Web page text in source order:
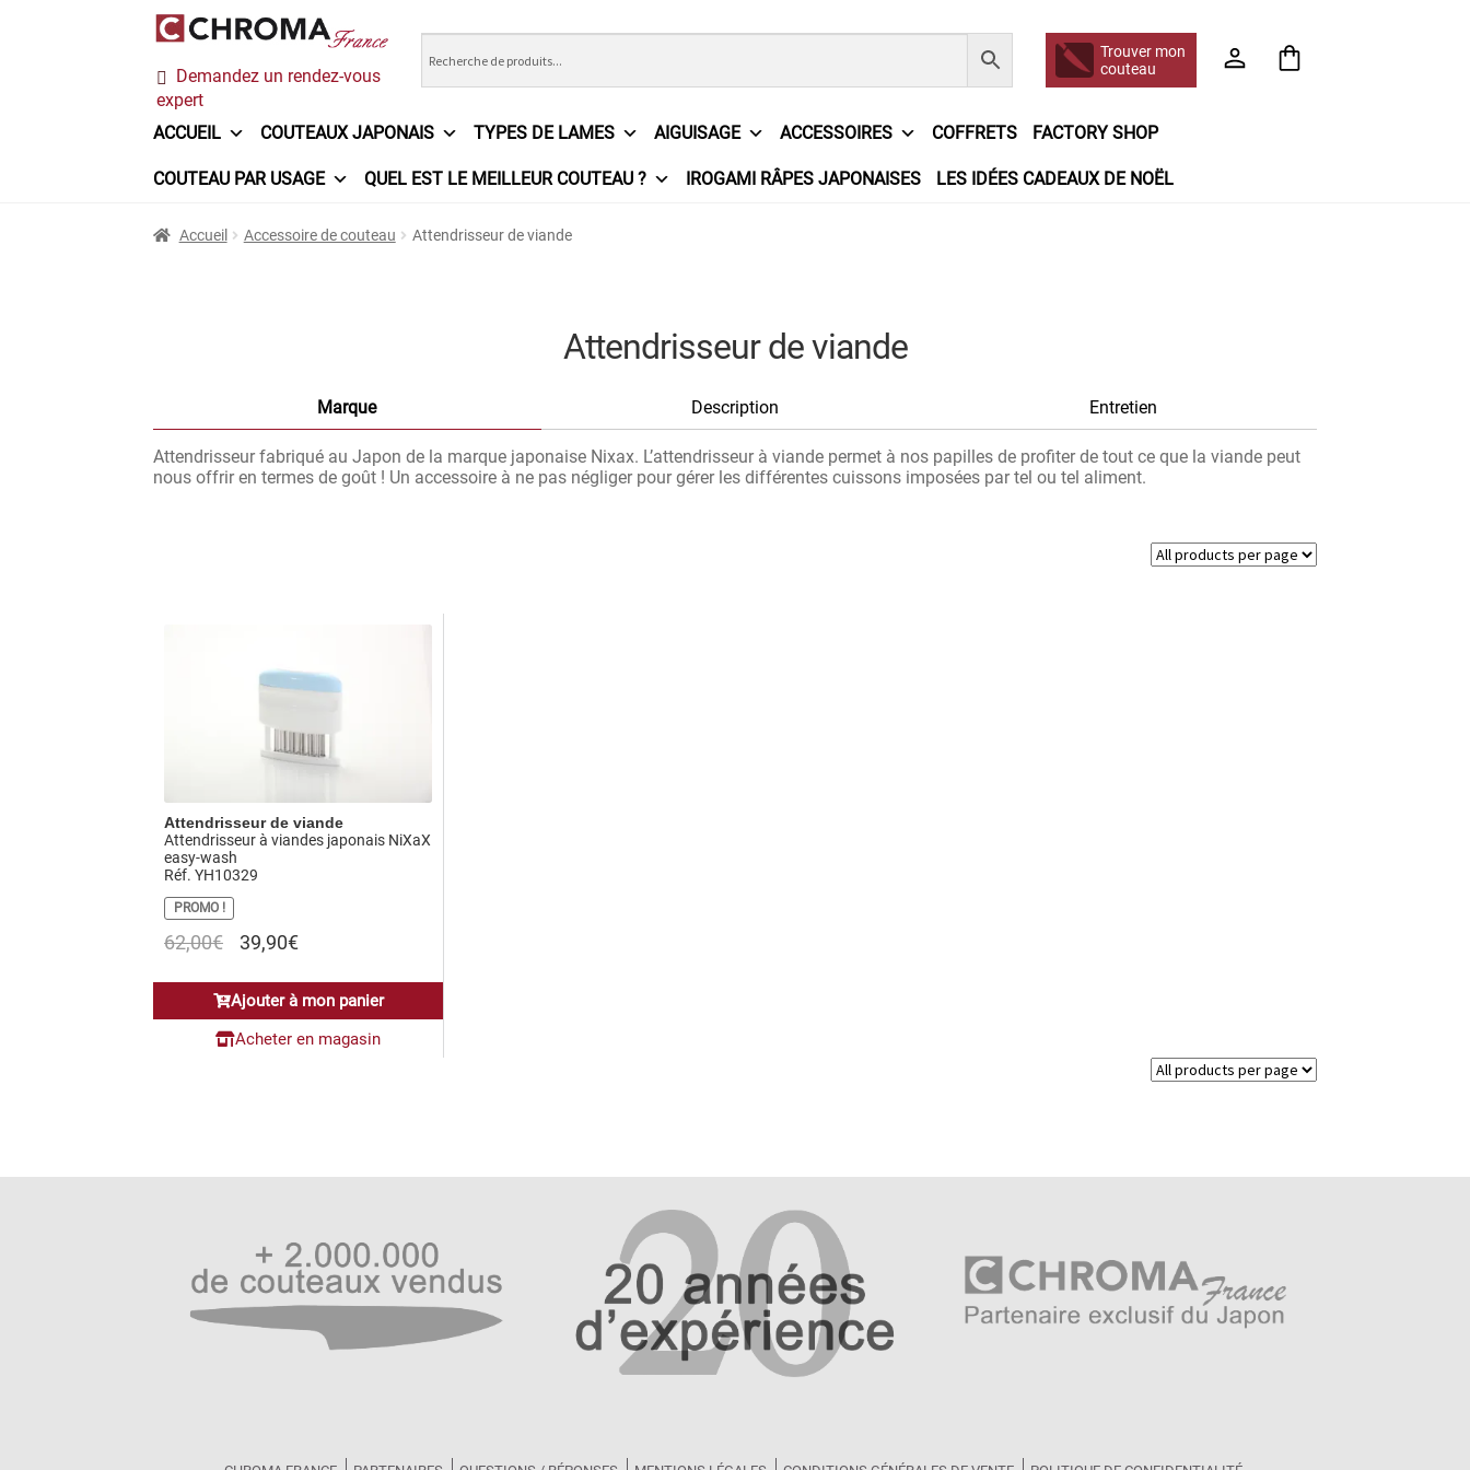
Aller
à
la
navigation
Aller
au
contenu
Demandez un rendez-vous
expert
Trouver mon
couteau
ACCUEIL COUTEAUX JAPONAIS TYPES DE LAMES AIGUISAGE ACCESSOIRES COFFRETS FACTORY SHOP
COUTEAU PAR USAGE QUEL EST LE MEILLEUR COUTEAU ? IROGAMI RÂPES JAPONAISES LES IDÉES CADEAUX DE NOËL
AccueilChroma France Commande Conditions Générales de Vente
Revendeurs Revue de presse Téléchargements Thank you for booking
Accueil Accessoire de couteau Attendrisseur de viande
Attendrisseur de viande
Marque Description Entretien
Attendrisseur fabriqué au Japon de la marque japonaise Nixax. L’attendrisseur à viande permet à nos papilles de profiter de tout ce que la viande peut
nous offrir en termes de goût ! Un accessoire à ne pas négliger pour gérer les différentes cuissons imposées par tel ou tel aliment.
Attendrisseur de viande
Attendrisseur à viandes japonais NiXaX
easy-wash
Réf. YH10329
PROMO !
62,00€
Le
initial
était :
62,00€.
39,90€Le
actuel
est :
39,90€.
Ajouter à mon panier
Acheter en magasin